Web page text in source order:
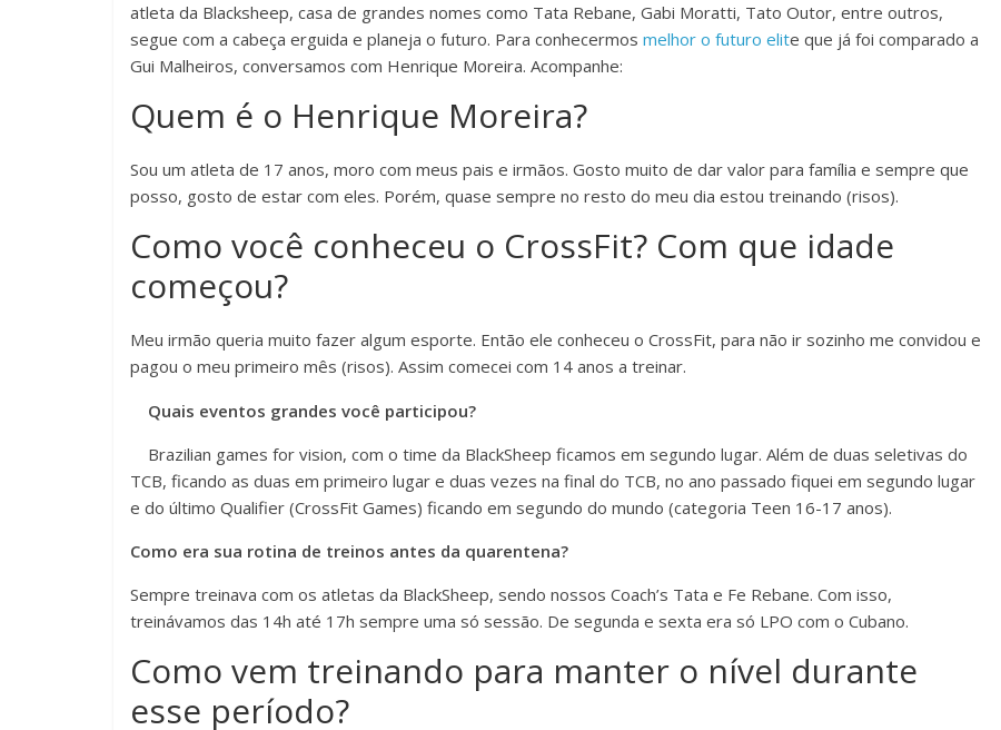
atleta da Blacksheep, casa de grandes nomes como Tata Rebane, Gabi Moratti, Tato Outor, entre outros,
segue com a cabeça erguida e planeja o futuro. Para conhecermos melhor o futuro elite que já foi comparado a
Gui Malheiros, conversamos com Henrique Moreira. Acompanhe:
Quem é o Henrique Moreira?
Sou um atleta de 17 anos, moro com meus pais e irmãos. Gosto muito de dar valor para família e sempre que
posso, gosto de estar com eles. Porém, quase sempre no resto do meu dia estou treinando (risos).
Como você conheceu o CrossFit? Com que idade
começou?
Meu irmão queria muito fazer algum esporte. Então ele conheceu o CrossFit, para não ir sozinho me convidou e
pagou o meu primeiro mês (risos). Assim comecei com 14 anos a treinar.
Quais eventos grandes você participou?
Brazilian games for vision, com o time da BlackSheep ficamos em segundo lugar. Além de duas seletivas do
TCB, ficando as duas em primeiro lugar e duas vezes na final do TCB, no ano passado fiquei em segundo lugar
e do último Qualifier (CrossFit Games) ficando em segundo do mundo (categoria Teen 16-17 anos).
Como era sua rotina de treinos antes da quarentena?
Sempre treinava com os atletas da BlackSheep, sendo nossos Coach’s Tata e Fe Rebane. Com isso,
treinávamos das 14h até 17h sempre uma só sessão. De segunda e sexta era só LPO com o Cubano.
Como vem treinando para manter o nível durante
esse período?